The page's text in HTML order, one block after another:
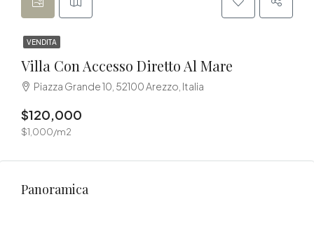
VENDITA
Villa Con Accesso Diretto Al Mare
Piazza Grande 10, 52100 Arezzo, Italia
$120,000
$1,000/m2
Panoramica